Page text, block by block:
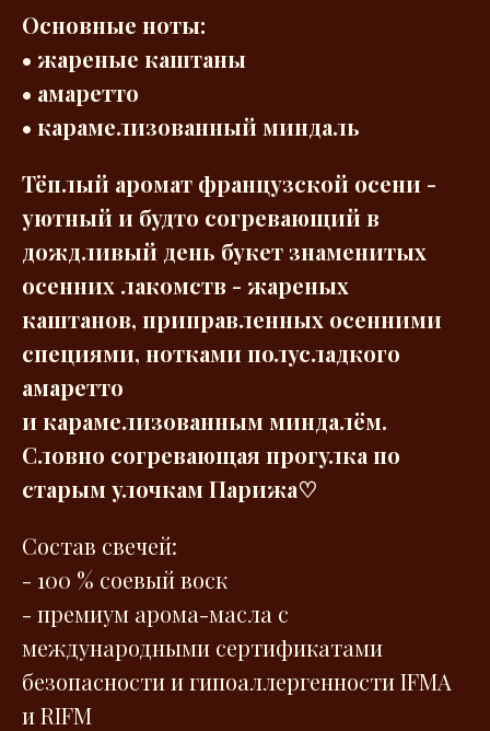
Основные ноты:
• жареные каштаны
• амаретто
• карамелизованный миндаль
Тёплый аромат французской осени -
уютный и будто согревающий в
дождливый день букет знаменитых
осенних лакомств - жареных
каштанов, приправленных осенними
специями, нотками полусладкого
амаретто
и карамелизованным миндалём.
Словно согревающая прогулка по
старым улочкам Парижа♡
Состав свечей:
- 100 % соевый воск
- премиум арома-масла с
международными сертификатами
безопасности и гипоаллергенности IFMA
и RIFM